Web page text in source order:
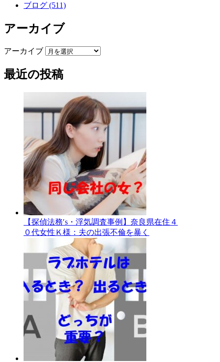
ブログ (511)
アーカイブ
アーカイブ
最近の投稿
【探偵法務′s・浮気調査事例】奈良県在住４
０代女性Ｋ様：夫の出張不倫を暴く